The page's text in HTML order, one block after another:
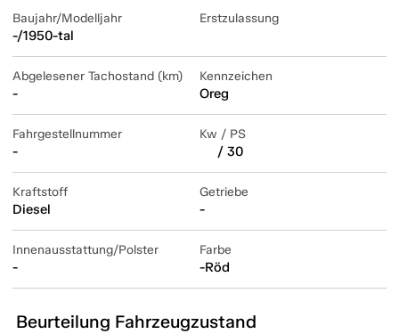
Baujahr/Modelljahr
-/1950-tal
Erstzulassung
Abgelesener Tachostand (km)
-
Kennzeichen
Oreg
Fahrgestellnummer
-
Kw / PS
/ 30
Kraftstoff
Diesel
Getriebe
-
Innenausstattung/Polster
-
Farbe
-Röd
Beurteilung Fahrzeugzustand